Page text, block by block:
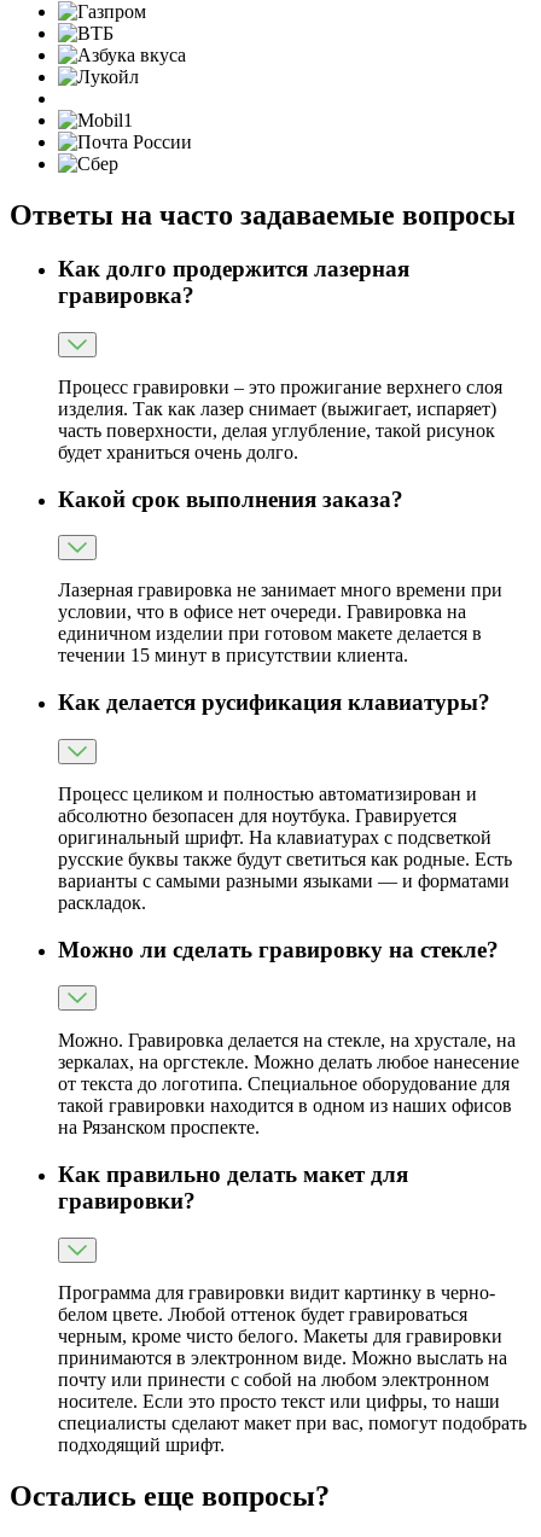
Ответы на часто задаваемые вопросы
Как долго продержится лазерная
гравировка?
Процесс гравировки – это прожигание верхнего слоя
изделия. Так как лазер снимает (выжигает, испаряет)
часть поверхности, делая углубление, такой рисунок
будет храниться очень долго.
Какой срок выполнения заказа?
Лазерная гравировка не занимает много времени при
условии, что в офисе нет очереди. Гравировка на
единичном изделии при готовом макете делается в
течении 15 минут в присутствии клиента.
Как делается русификация клавиатуры?
Процесс целиком и полностью автоматизирован и
абсолютно безопасен для ноутбука. Гравируется
оригинальный шрифт. На клавиатурах с подсветкой
русские буквы также будут светиться как родные. Есть
варианты с самыми разными языками — и форматами
раскладок.
Можно ли сделать гравировку на стекле?
Можно. Гравировка делается на стекле, на хрустале, на
зеркалах, на оргстекле. Можно делать любое нанесение
от текста до логотипа. Специальное оборудование для
такой гравировки находится в одном из наших офисов
на Рязанском проспекте.
Как правильно делать макет для
гравировки?
Программа для гравировки видит картинку в черно-
белом цвете. Любой оттенок будет гравироваться
черным, кроме чисто белого. Макеты для гравировки
принимаются в электронном виде. Можно выслать на
почту или принести с собой на любом электронном
носителе. Если это просто текст или цифры, то наши
специалисты сделают макет при вас, помогут подобрать
подходящий шрифт.
Остались еще вопросы?